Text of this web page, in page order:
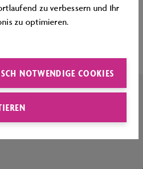
zu verbessern und Ihr
zu optimieren.
NOTWENDIGE COOKIES